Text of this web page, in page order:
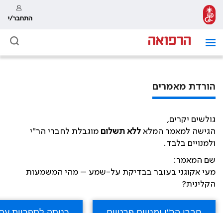
התחבר/י
הורדת מאמרים
גולשים יקרים,
הגישה למאמר המלא ללא תשלום מוגבלת לחברי הר"י
ולמנויים בלבד.
שם המאמר:
מעי אקוגני בעובר בבדיקת על-שמע – מהי המשמעות
הקלינית?